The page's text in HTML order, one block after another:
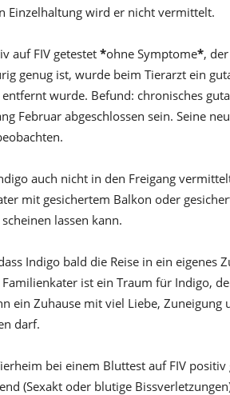
Einzelhaltung wird er nicht vermittelt.
auf FIV getestet*ohne Symptome*,
genug ist, wurde beim Tierarzt ein
wurde. Befund: chronisches
Februar abgeschlossen sein. Seine
auch nicht in den Freigang
mit gesichertem Balkon oder
lassen kann.
Indigo bald die Reise in ein eigenes
Familienkater ist ein Traum für Indigo,
ein Zuhause mit viel Liebe, Zuneigung
darf.
bei einem Bluttest auf FIV
(Sexakt oder blutige